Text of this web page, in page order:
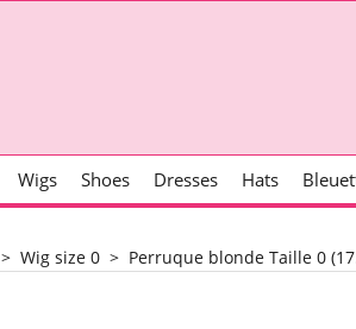
Wigs Shoes Dresses Hats
> Wig size 0 > Perruque blonde Taille 0